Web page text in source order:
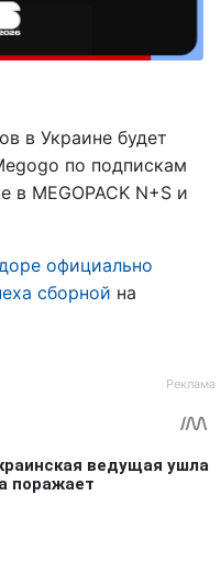
в Украине будет
по подпискам
в MEGOPACK N+S и
официально
сборной на